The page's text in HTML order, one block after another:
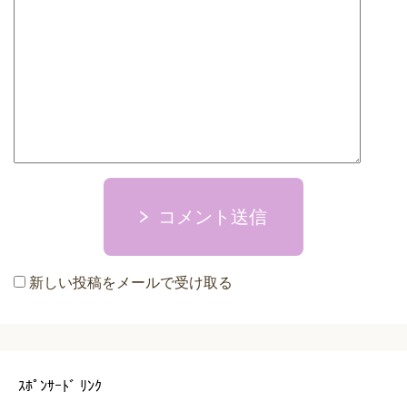
コメント送信
新しい投稿をメールで受け取る
ｽﾎﾟﾝｻｰﾄﾞ ﾘﾝｸ